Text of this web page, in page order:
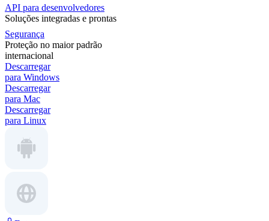
API para desenvolvedores
Soluções integradas e prontas
Segurança
Proteção no maior padrão
internacional
Descarregar
para Windows
Descarregar
para Mac
Descarregar
para Linux